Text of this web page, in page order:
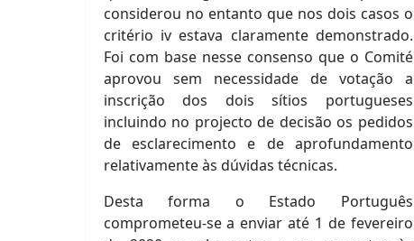
considerou no entanto que nos dois casos o
critério iv estava claramente demonstrado.
Foi com base nesse consenso que o Comité
aprovou sem necessidade de votação a
inscrição dos dois sítios portugueses
incluindo no projecto de decisão os pedidos
de esclarecimento e de aprofundamento
relativamente às dúvidas técnicas.
Desta forma o Estado Português
comprometeu-se a enviar até 1 de fevereiro